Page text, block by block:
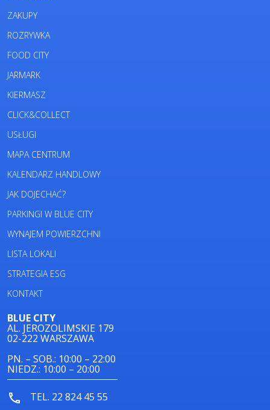
ZAKUPY
ROZRYWKA
FOOD CITY
JARMARK
KIERMASZ
CLICK&COLLECT
USŁUGI
MAPA CENTRUM
KALENDARZ HANDLOWY
JAK DOJECHAĆ?
PARKINGI W BLUE CITY
WYNAJEM POWIERZCHNI
LISTA LOKALI
STRATEGIA ESG
KONTAKT
BLUE CITY
AL. JEROZOLIMSKIE 179
02-222 WARSZAWA
PN. – SOB.: 10:00 – 22:00
NIEDZ.: 10:00 – 20:00
TEL. 22 824 45 55